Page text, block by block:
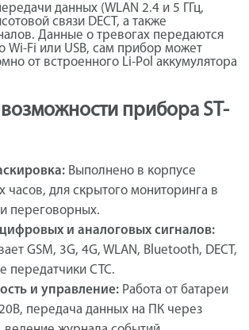
данных (WLAN 2.4 и 5 ГГц,
связи DECT, а также
Данные о тревогах передаются
Wi-Fi или USB, сам прибор может
от встроенного Li-Pol аккумулятора
прибора ST-
Выполнено в корпусе
часов, для скрытого мониторинга в
переговорных.
и аналоговых сигналов:
GSM, 3G, 4G, WLAN, Bluetooth, DECT,
передатчики СТС.
и управление: Работа от батареи
передача данных на ПК через